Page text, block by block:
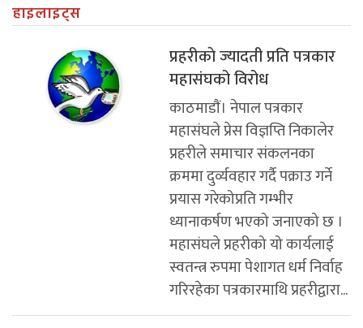
हाइलाइट्स
प्रहरीकाे ज्यादती प्रति पत्रकार
महासं‌घको विरोध
काठमाडाैं। नेपाल पत्रकार
महासंघले प्रेस विज्ञप्ति निकालेर
प्रहरीले समाचार संकलनका
क्रममा दुर्व्यवहार गर्दै पक्राउ गर्ने
प्रयास गरेकोप्रति गम्भीर
ध्यानाकर्षण भएको जनाएको छ ।
महासंघले प्रहरीको यो कार्यलाई
स्वतन्त्र रुपमा पेशागत धर्म निर्वाह
गरिरहेका पत्रकारमाथि प्रहरीद्वारा...